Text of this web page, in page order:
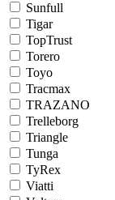
Sunfull
Tigar
TopTrust
Torero
Toyo
Tracmax
TRAZANO
Trelleborg
Triangle
Tunga
TyRex
Viatti